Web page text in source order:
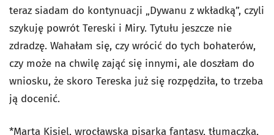
teraz siadam do kontynuacji „Dywanu z wkładką”, czyli
szykuję powrót Tereski i Miry. Tytułu jeszcze nie
zdradzę. Wahałam się, czy wrócić do tych bohaterów,
czy może na chwilę zająć się innymi, ale doszłam do
wniosku, że skoro Tereska już się rozpędziła, to trzeba
ją docenić.
*Marta Kisiel, wrocławska pisarka fantasy, tłumaczka,